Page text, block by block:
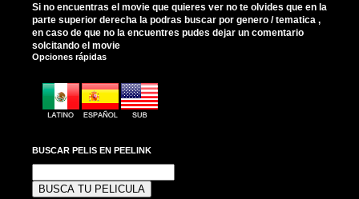
Si no encuentras el movie que quieres ver no te olvides que en la
parte superior derecha la podras buscar por genero / tematica ,
en caso de que no la encuentres pudes dejar un comentario
solcitando el movie
Opciones rápidas
BUSCAR PELIS EN PEELINK